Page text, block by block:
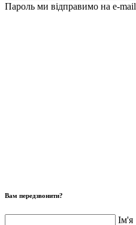
Пароль ми відправимо на e-mail
Вам передзвонити?
Ім'я